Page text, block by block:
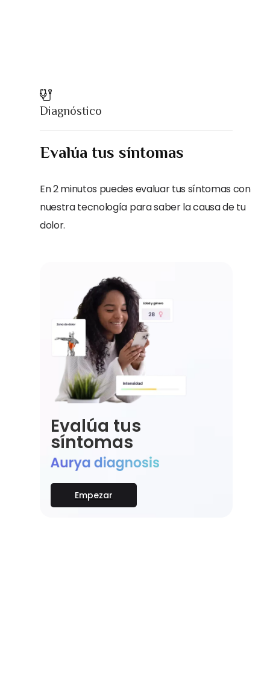
Diagnóstico
Evalúa tus síntomas
En 2 minutos puedes evaluar tus síntomas con
nuestra tecnología para saber la causa de tu
dolor.
Evalúa tus
síntomas
Empezar